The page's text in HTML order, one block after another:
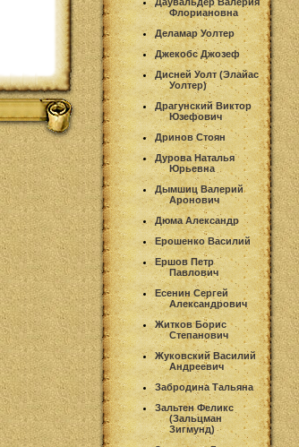
Флориановна
Деламар Уолтер
Джекобс Джозеф
Дисней Уолт (Элайас
Уолтер)
Драгунский Виктор
Юзефович
Дринов Стоян
Дурова Наталья
Юрьевна
Дымшиц Валерий
Аронович
Дюма Александр
Ерошенко Василий
Ершов Петр
Павлович
Есенин Сергей
Александрович
Житков Борис
Степанович
Жуковский Василий
Андреевич
Забродина Тальяна
Зальтен Феликс
(Зальцман
Зигмунд)